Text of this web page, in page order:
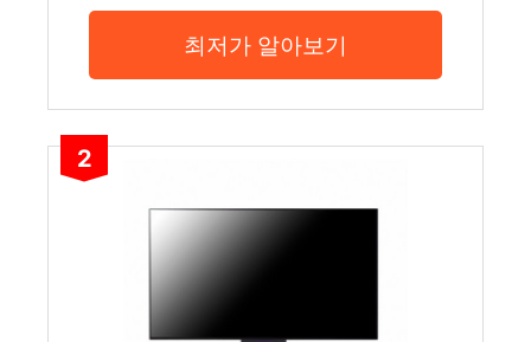
최저가 알아보기
2